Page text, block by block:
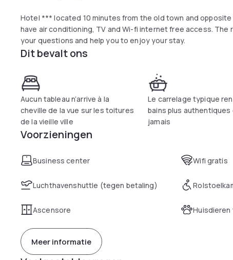
Hotel *** located 10 minutes from the old town and
have air conditioning, TV and Wi-fi internet free access.
your questions and help you to enjoy your stay.
Dit bevalt ons
Aucun tableau n’arrive à la
cheville de la vue sur les toitures
de la vieille ville
Le carrelage typique
bains plus authentiques
jamais
Voorzieningen
Business center Wifi gratis
Luchthavenshuttle (tegen betaling)
Ascensore
Meer informatie